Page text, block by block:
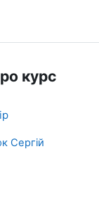
курс
Сергій